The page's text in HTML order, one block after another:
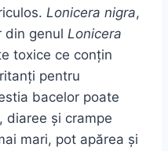
Lonicera nigra,
din genul Lonicera
toxice ce conțin
pentru
bacelor poate
diaree și crampe
mari, pot apărea și